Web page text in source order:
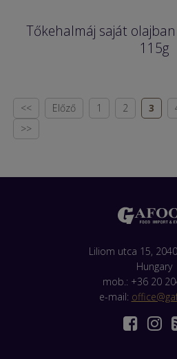
Tőkehalmáj saját
115g
<< Előző 1 2 3
>>
Liliom utca 15,
Hungary
mob.: +36 20
e-mail: